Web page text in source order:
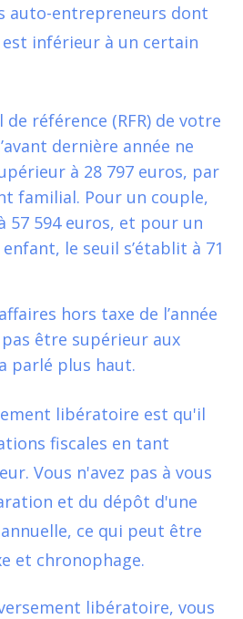
auto-entrepreneurs dont
inférieur à un certain
de référence (RFR) de votre
dernière année ne
à 28 797 euros, par
familial. Pour un couple,
57 594 euros, et pour un
le seuil s’établit à 71
hors taxe de l’année
être supérieur aux
parlé plus haut.
libératoire est qu'il
fiscales en tant
Vous n'avez pas à vous
et du dépôt d'une
ce qui peut être
et chronophage.
libératoire, vous